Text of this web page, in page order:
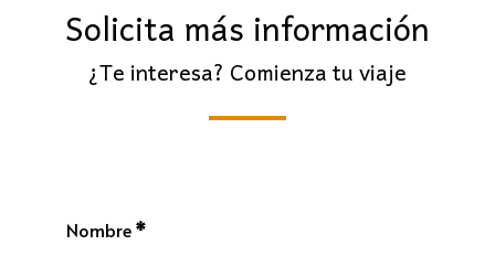
Solicita más información
¿Te interesa? Comienza tu viaje
Nombre*